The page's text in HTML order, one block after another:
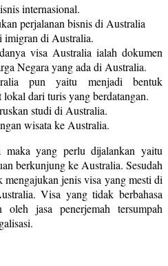
internasional.
perjalanan bisnis di Australia
imigran di Australia.
visa Australia ialah dokumen
Negara yang ada di Australia.
pun yaitu menjadi bentuk
dari turis yang berdatangan.
studi di Australia.
wisata ke Australia.
yang perlu dijalankan yaitu
berkunjung ke Australia. Sesudah
mengajukan jenis visa yang mesti di
Visa yang tidak berbahasa
jasa penerjemah tersumpah